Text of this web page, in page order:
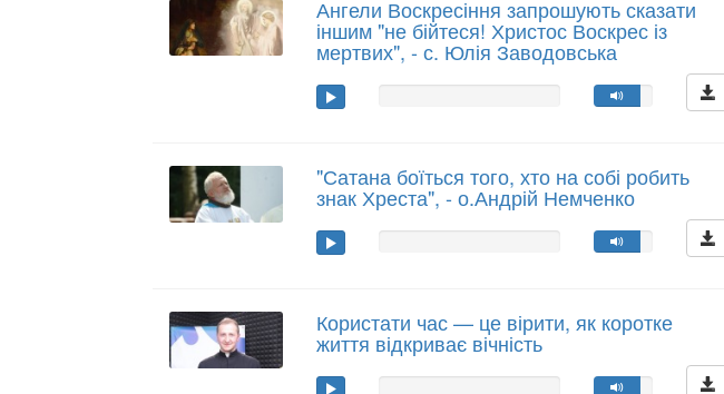
Ангели Воскресіння запрошують сказати
іншим "не бійтеся! Христос Воскрес із
мертвих", - с. Юлія Заводовська
"Сатана боїться того, хто на собі робить
знак Хреста", - о.Андрій Немченко
Користати час — це вірити, як коротке
життя відкриває вічність